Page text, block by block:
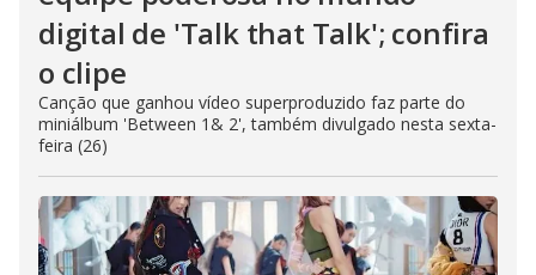
digital de 'Talk that Talk'; confira
o clipe
Canção que ganhou vídeo superproduzido faz parte do
miniálbum 'Between 1& 2', também divulgado nesta sexta-
feira (26)